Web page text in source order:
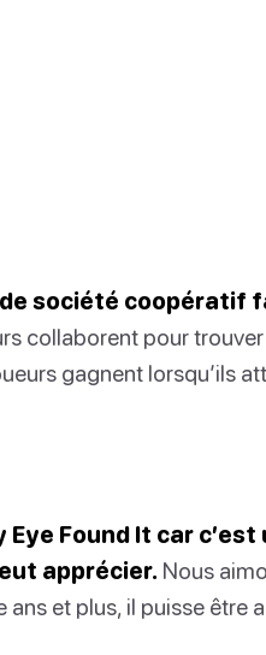
de société coopératif
collaborent pour
gagnent lorsqu’ils
Found It car c’est
apprécier. Nous
et plus, il puisse être